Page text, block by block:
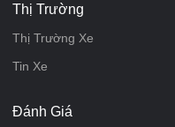
Thị Trường
Thị Trường Xe
Tin Xe
Đánh Giá